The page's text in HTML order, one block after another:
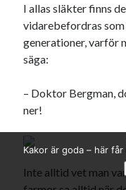
I allas släkter finns
vidarebefordras
generationer, varför
säga:
– Doktor Bergman,
ner!
Inte alltid vet man
Kakor är goda – här